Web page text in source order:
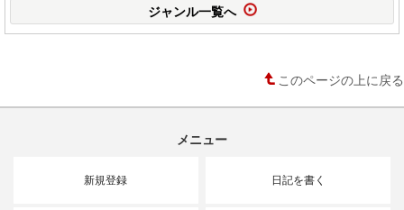
ジャンル一覧へ
このページの上に戻る
メニュー
新規登録 日記を書く